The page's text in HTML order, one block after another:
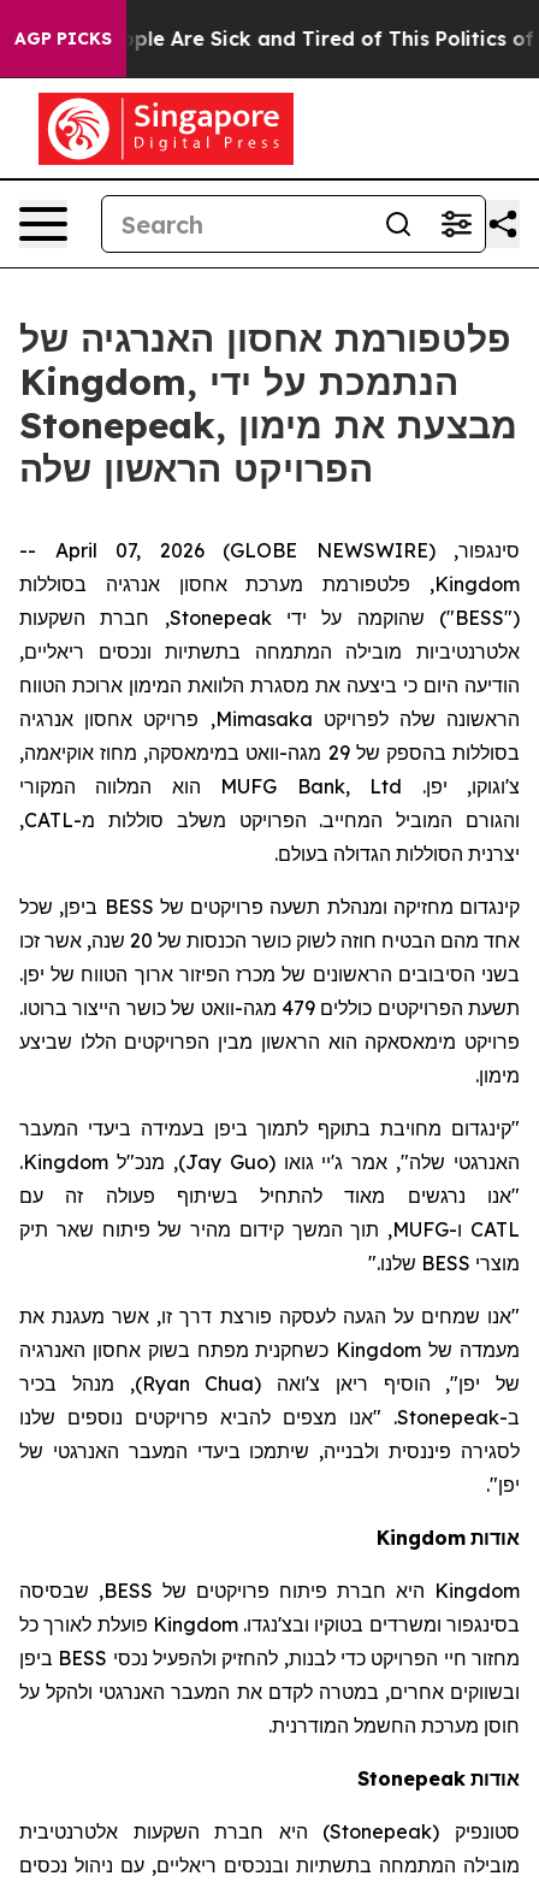
AGP PICKS
“People Are Sick and Tired of This Politics of
פלטפורמת אחסון האנרגיה של
Kingdom, הנתמכת על ידי
Stonepeak, מבצעת את מימון
הפרויקט הראשון שלה
סינגפור, April 07, 2026 (GLOBE NEWSWIRE) --
Kingdom, פלטפורמת מערכת אחסון אנרגיה בסוללות
("
BESS") שהוקמה על ידיStonepeak, חברת השקעות
אלטרנטיביות מובילה המתמחה בתשתיות ונכסים ריאליים,
הודיעה היום כי ביצעה את מסגרת הלוואת המימון ארוכת הטווח
הראשונה שלה לפרויקט Mimasaka, פרויקט אחסון אנרגיה
בסוללות בהספק של 29 מגה-וואט ב
מימאסקה, מחוז אוקיאמה,
צ'וגוקו, יפן. MUFG Bank, Ltd הוא המלווה המקורי
והגורם המוביל המחייב. הפרויקט משלב סוללות מ-CATL
,
יצרנית הסוללות הגדולה בעולם.
קינגדום מחזיקה ומנהלת תשעה פרויקטים של BESS ביפן, שכל
אחד מהם הבטיח חוזה לשוק כושר הכנסות של 20 שנה, אשר זכו
בשני הסיבובים הראשונים של מכרז הפיזור ארוך הטווח של יפן.
תשעת הפרויקטים כוללים 479 מגה-וואט של כושר הייצור ברוטו.
פרויקט מימאסאקה הוא הראשון מבין הפרויקטים הללו שביצע
מימון.
"קינגדום מחויבת בתוקף לתמוך ביפן בעמידה ביעדי המעבר
האנרגטי שלה", אמר ג'יי גואו (
Jay Guo
), מנכ"ל Kingdom
.
"אנו נרגשים מאוד להתחיל בשיתוף פעולה זה עם
CATL ו-MUFG, תוך המשך קידום מהיר של פיתוח שאר תיק
מוצרי BESS שלנו."
"אנו שמחים על הגעה לעסקה פורצת דרך זו, אשר מעגנת את
מעמדה של Kingdom כשחקניתמפתח בשוק אחסון האנרגיה
של יפן", הוסיף ריאן צ'ואה (
Ryan Chua
), מנהל בכיר
ב-Stonepeak. "אנו מצפים להביא פרויקטים נוספים שלנו
לסגירה פיננסית ולבנייה, שיתמכו ביעדי המעבר האנרגטי של
יפן".
אודות Kingdom
Kingdom היא חברת פיתוח פרויקטים של BESS, שבסיסה
בסינגפור ומשרדים בטוקיו ובצ'נגדו.
Kingdom פועלת לאורך כל
מחזור חיי הפרויקט כדי לבנות, להחזיק ולהפעיל נכסי BESS ביפן
ובשווקים אחרים, במטרה לקדם את המעבר האנרגטי ולהקל על
חוסן מערכת החשמל המודרנית.
אודות Stonepeak
סטונפיק (
Stonepeak
) היא חברת השקעות אלטרנטיבית
מובילה המתמחה בתשתיות ובנכסים ריאליים, עם ניהול נכסים